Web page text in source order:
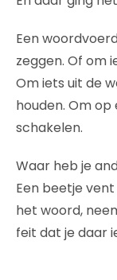
Een
zeggen. Of om
Om iets uit de
houden. Om
schakelen.
Waar heb je
Een beetje
het woord,
feit dat je daar